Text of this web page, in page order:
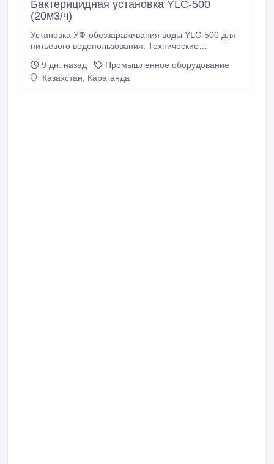
Бактерицидная установка YLC-500
(20м3/ч)
Установка УФ-обеззараживания воды YLC-500 для
питьевого водопользования. Технические
Давление, кгс/см2 (min…max): 2…6
Гидравлическое сопротивление в установке, кгс/
9 дн. назад
Промышленное оборудование
Казахстан, Караганда